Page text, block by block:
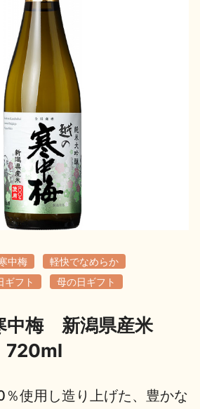
地酒カタログ
地酒解体新書
テンツ
地酒蔵元会検定
中梅
軽快でなめらか
ギフト 母の日ギフト
中梅 新潟県産米
720ml
使用し造り上げた、豊かな